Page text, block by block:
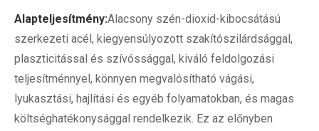
Alapteljesítmény:Alacsony szén-dioxid-kibocsátású
szerkezeti acél, kiegyensúlyozott szakítószilárdsággal,
plaszticitással és szívóssággal, kiváló feldolgozási
teljesítménnyel, könnyen megvalósítható vágási,
lyukasztási, hajlítási és egyéb folyamatokban, és magas
költséghatékonysággal rendelkezik. Ez az előnyben